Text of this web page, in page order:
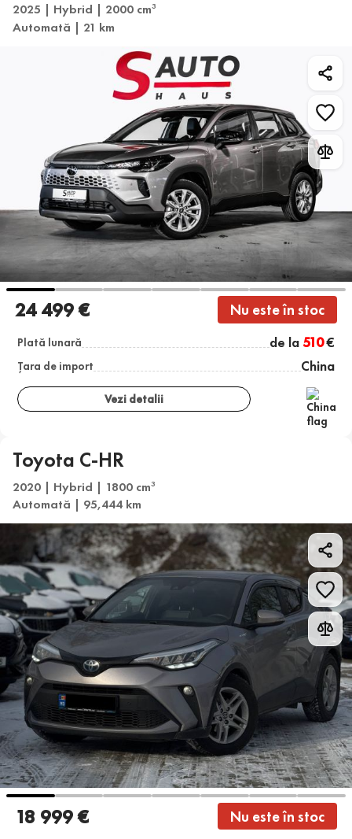
2025 | Hybrid | 2000 cm3
Automată | 21 km
24 499 € Nu este în stoc
Plată lunară de la 510€
Țara de import China
Vezi detalii
Toyota C-HR
2020 | Hybrid | 1800 cm3
Automată | 95,444 km
18 999 € Nu este în stoc